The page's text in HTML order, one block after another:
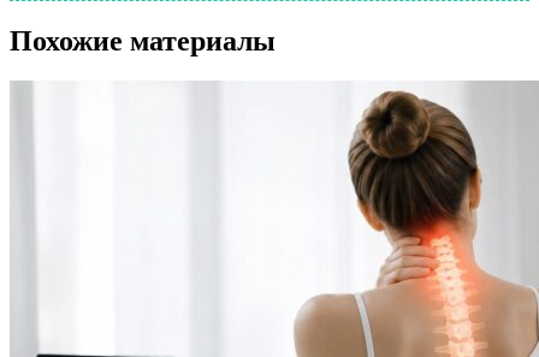
Похожие материалы